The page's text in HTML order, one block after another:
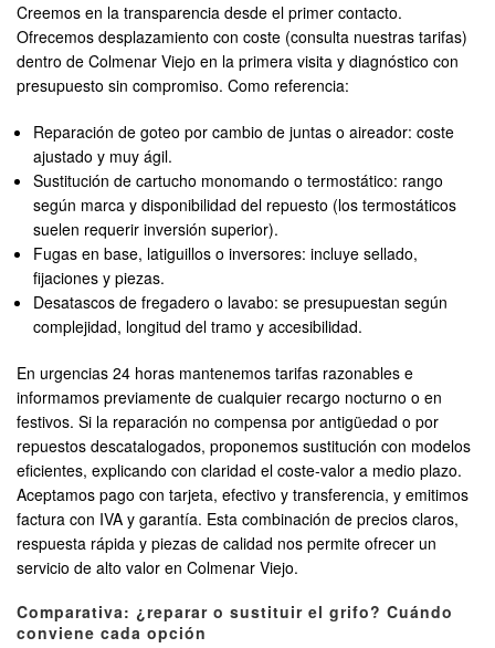
Creemos en la transparencia desde el primer contacto.
Ofrecemos desplazamiento con coste (consulta nuestras tarifas)
dentro de Colmenar Viejo en la primera visita y diagnóstico con
presupuesto sin compromiso. Como referencia:
Reparación de goteo por cambio de juntas o aireador: coste
ajustado y muy ágil.
Sustitución de cartucho monomando o termostático: rango
según marca y disponibilidad del repuesto (los termostáticos
suelen requerir inversión superior).
Fugas en base, latiguillos o inversores: incluye sellado,
fijaciones y piezas.
Desatascos de fregadero o lavabo: se presupuestan según
complejidad, longitud del tramo y accesibilidad.
En urgencias 24 horas mantenemos tarifas razonables e
informamos previamente de cualquier recargo nocturno o en
festivos. Si la reparación no compensa por antigüedad o por
repuestos descatalogados, proponemos sustitución con modelos
eficientes, explicando con claridad el coste-valor a medio plazo.
Aceptamos pago con tarjeta, efectivo y transferencia, y emitimos
factura con IVA y garantía. Esta combinación de precios claros,
respuesta rápida y piezas de calidad nos permite ofrecer un
servicio de alto valor en Colmenar Viejo.
Comparativa: ¿reparar o sustituir el grifo? Cuándo
conviene cada opción